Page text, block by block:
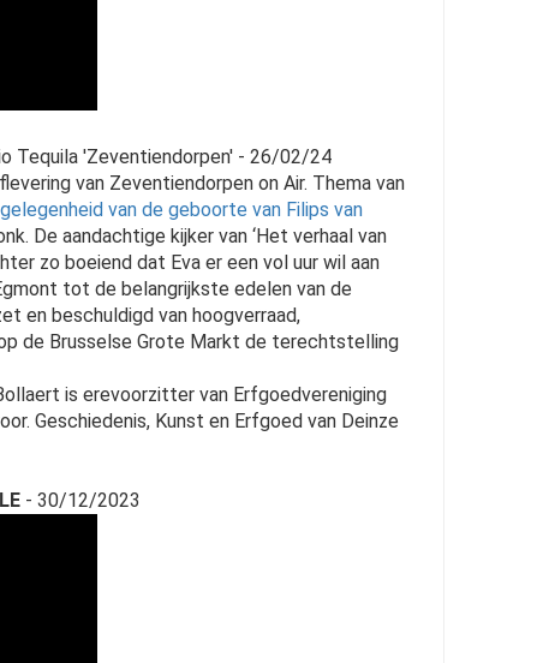
Tequila 'Zeventiendorpen' - 26/02/24
van Zeventiendorpen on Air. Thema van
van de geboorte van Filips van
De aandachtige kijker van ‘Het verhaal van
zo boeiend dat Eva er een vol uur wil aan
tot de belangrijkste edelen van de
en beschuldigd van hoogverraad,
de Brusselse Grote Markt de terechtstelling
is erevoorzitter van Erfgoedvereniging
Geschiedenis, Kunst en Erfgoed van Deinze
- 30/12/2023